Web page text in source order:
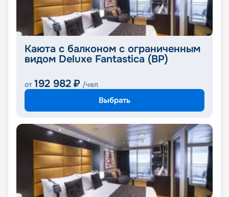
Каюта с балконом с ограниченным
видом Deluxe Fantastica (BP)
от 192 982 ₽ /чел
Выбрать